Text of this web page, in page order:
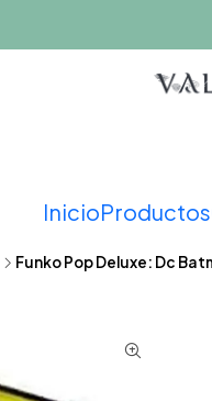
InicioProductos
Funko Pop Deluxe: Dc